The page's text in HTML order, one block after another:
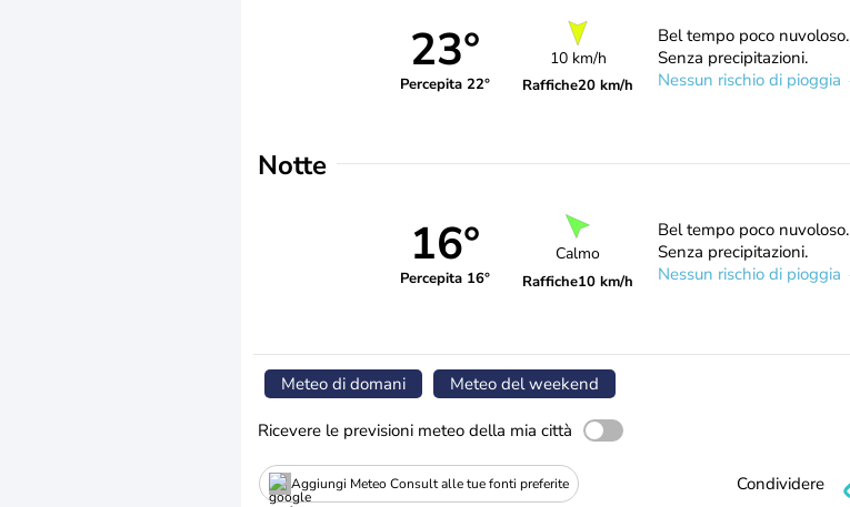
23°
Percepita 22°
10 km/h
Raffiche20 km/h
Bel tempo poco nuvoloso.
Senza precipitazioni.
Nessun rischio di pioggia
Notte
16°
Percepita 16°
Calmo
Raffiche10 km/h
Bel tempo poco nuvoloso.
Senza precipitazioni.
Nessun rischio di pioggia
Meteo di domani Meteo del weekend
Ricevere le previsioni meteo della mia città
Aggiungi Meteo Consult alle tue fonti preferite Condividere